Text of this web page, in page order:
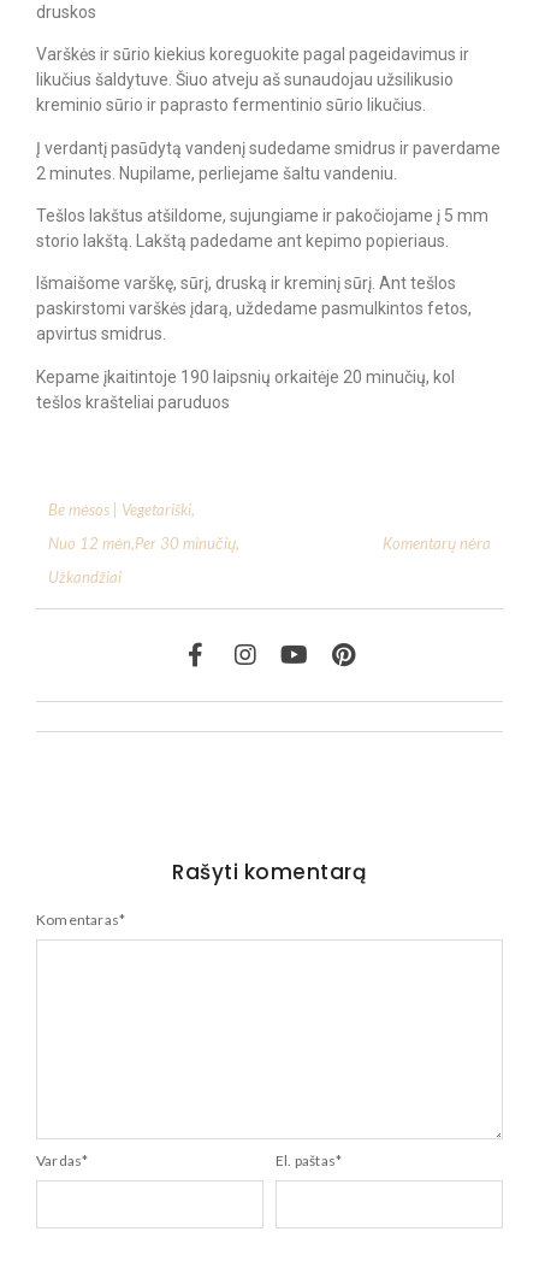
druskos
Varškės ir sūrio kiekius koreguokite pagal pageidavimus ir
likučius šaldytuve. Šiuo atveju aš sunaudojau užsilikusio
kreminio sūrio ir paprasto fermentinio sūrio likučius.
Į verdantį pasūdytą vandenį sudedame smidrus ir paverdame
2 minutes. Nupilame, perliejame šaltu vandeniu.
Tešlos lakštus atšildome, sujungiame ir pakočiojame į 5 mm
storio lakštą. Lakštą padedame ant kepimo popieriaus.
Išmaišome varškę, sūrį, druską ir kreminį sūrį. Ant tešlos
paskirstomi varškės įdarą, uždedame pasmulkintos fetos,
apvirtus smidrus.
Kepame įkaitintoje 190 laipsnių orkaitėje 20 minučių, kol
tešlos krašteliai paruduos
Be mėsos | Vegetariški,
Nuo 12 mėn,Per 30 minučių,
Užkandžiai
Komentarų nėra
Rašyti komentarą
Komentaras*
Vardas* El. paštas*